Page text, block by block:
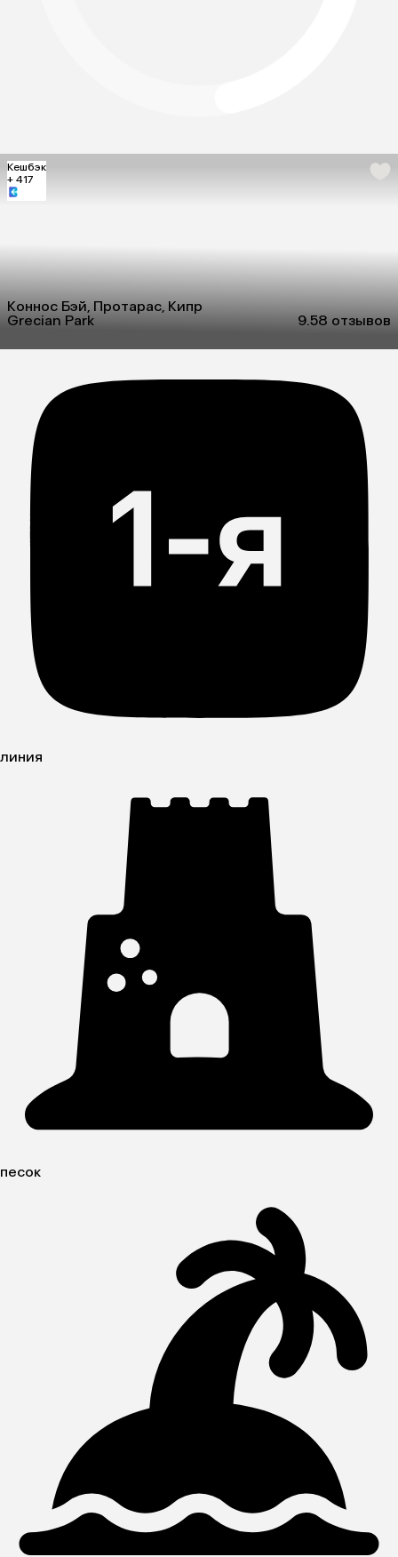
Кешбэк
+ 417
Коннос Бэй, Протарас, Кипр
Grecian Park
9.58 отзывов
линия
песок